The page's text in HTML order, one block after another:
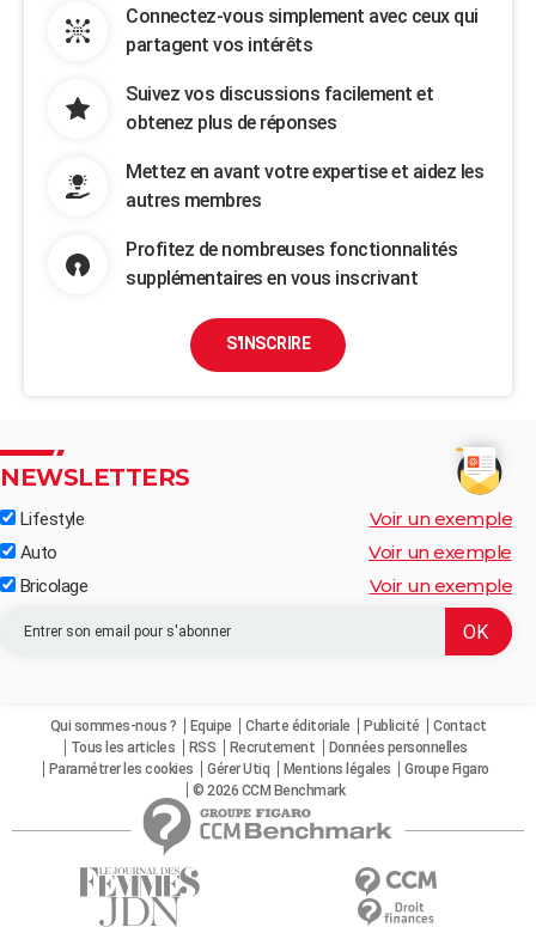
Connectez-vous simplement avec ceux qui
partagent vos intérêts
Suivez vos discussions facilement et
obtenez plus de réponses
Mettez en avant votre expertise et aidez les
autres membres
Profitez de nombreuses fonctionnalités
supplémentaires en vous inscrivant
S'INSCRIRE
NEWSLETTERS
Lifestyle Voir un exemple
Auto Voir un exemple
Bricolage Voir un exemple
Qui sommes-nous ? Equipe Charte éditoriale Publicité
Contact
Tous les articles
RSS Recrutement
Données personnelles
Paramétrer les cookies
Gérer Utiq Mentions légales
Groupe Figaro
© 2026 CCM Benchmark